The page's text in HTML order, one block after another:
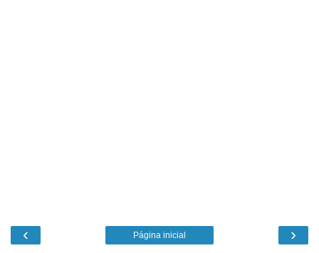
‹ ›
Página inicial